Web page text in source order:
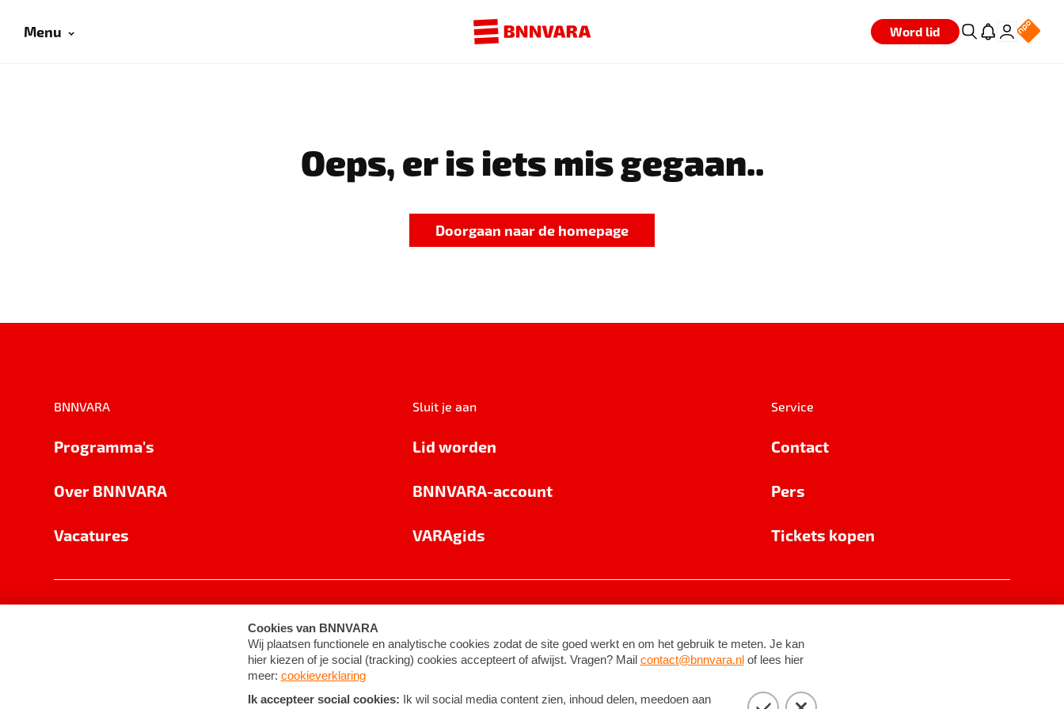
Menu Word lid
Oeps, er is iets mis gegaan..
Doorgaan naar de homepage
BNNVARA
Programma's
Over BNNVARA
Vacatures
Sluit je aan
Lid worden
BNNVARA-account
VARAgids
Service
Contact
Pers
Tickets kopen
Cookie-instellingen Algemene voorwaarden ©2026BNNVARA